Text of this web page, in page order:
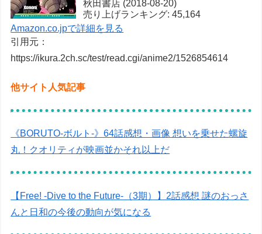
秋田書店 (2018-08-20)
売り上げランキング: 45,164
Amazon.co.jpで詳細を見る
引用元：
https://ikura.2ch.sc/test/read.cgi/anime2/1526854614
他サイト人気記事
《BORUTO-ボルト-》64話感想・画像 想いを乗せた螺旋
丸！クオリティが映画並かそれ以上だ
【Free! -Dive to the Future-（3期）】2話感想 謎のおっさ
んと日和の今後の動向が気になる